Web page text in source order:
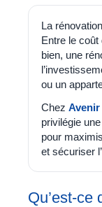
La
Entre le coût
bien, une
ou un
Chez
privilégie
pour
et sécuriser
Qu’est-ce